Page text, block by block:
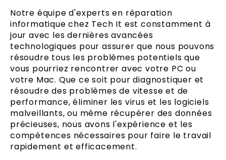
Notre équipe d'experts en réparation
informatique chez Tech It est constamment à
jour avec les dernières avancées
technologiques pour assurer que nous pouvons
résoudre tous les problèmes potentiels que
vous pourriez rencontrer avec votre PC ou
votre Mac. Que ce soit pour diagnostiquer et
résoudre des problèmes de vitesse et de
performance, éliminer les virus et les logiciels
malveillants, ou même récupérer des données
précieuses, nous avons l'expérience et les
compétences nécessaires pour faire le travail
rapidement et efficacement.